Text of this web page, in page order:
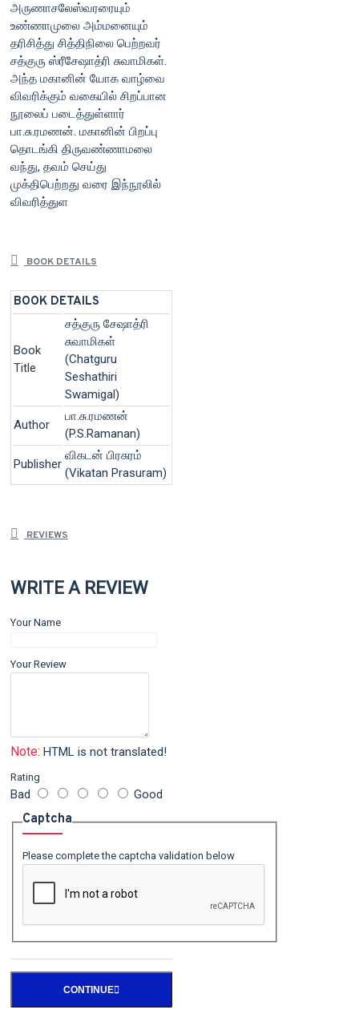
அருணாசலேஸ்வரரையும்
உண்ணாமுலை அம்மனையும்
தரிசித்து சித்திநிலை பெற்றவர்
சத்குரு ஸ்ரீசேஷாத்ரி சுவாமிகள்.
அந்த மகானின் யோக வாழ்வை
விவரிக்கும் வகையில் சிறப்பான
நூலைப் படைத்துள்ளார்
பா.சு.ரமணன். மகானின் பிறப்பு
தொடங்கி திருவண்ணாமலை
வந்து, தவம் செய்து
முக்திபெற்றது வரை இந்நூலில்
விவரித்துள
BOOK DETAILS
BOOK DETAILS
Book
Title
சத்குரு சேஷாத்ரி
சுவாமிகள்
(Chatguru
Seshathiri
Swamigal)
Author
பா.சு.ரமணன்
(P.S.Ramanan)
Publisher
விகடன் பிரசுரம்
(Vikatan Prasuram)
REVIEWS
WRITE A REVIEW
Your Name
Your Review
Note: HTML is not translated!
Rating
Bad Good
Captcha
Please complete the captcha validation below
CONTINUE